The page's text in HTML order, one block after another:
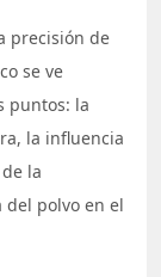
precisión de
se ve
puntos: la
la influencia
la
polvo en el